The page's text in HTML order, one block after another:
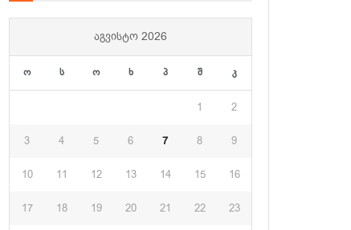
ᲐᲒᲕᲘᲡᲢᲝ 2026
ო ს ო ხ პ შ კ
1 2
3 4 5 6 7 8 9
10 11 12 13 14 15 16
17 18 19 20 21 22 23